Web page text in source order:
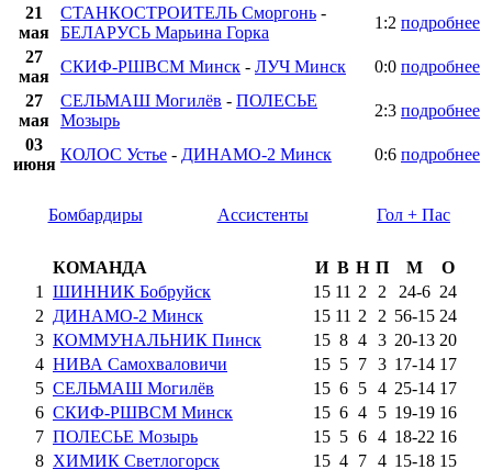
21
мая
СТАНКОСТРОИТЕЛЬ Сморгонь -
БЕЛАРУСЬ Марьина Горка
1:2 подробнее
27
мая
СКИФ-РШВСМ Минск - ЛУЧ Минск 0:0 подробнее
27
мая
СЕЛЬМАШ Могилёв - ПОЛЕСЬЕ
Мозырь
2:3 подробнее
03
июня
КОЛОС Устье - ДИНАМО-2 Минск 0:6 подробнее
Бомбардиры Ассистенты Гол + Пас
КОМАНДА И В Н П М
О
1
ШИННИК Бобруйск 15 11 2 2 24-6 24
2 ДИНАМО-2 Минск 15 11 2 2 56-15 24
3 КОММУНАЛЬНИК Пинск 15 8 4 3 20-13 20
4 НИВА Самохваловичи 15 5 7 3 17-14 17
5 СЕЛЬМАШ Могилёв 15 6 5 4 25-14 17
6 СКИФ-РШВСМ Минск 15 6 4 5 19-19 16
7 ПОЛЕСЬЕ Мозырь 15 5 6 4 18-22 16
8 ХИМИК Светлогорск 15 4 7 4 15-18 15